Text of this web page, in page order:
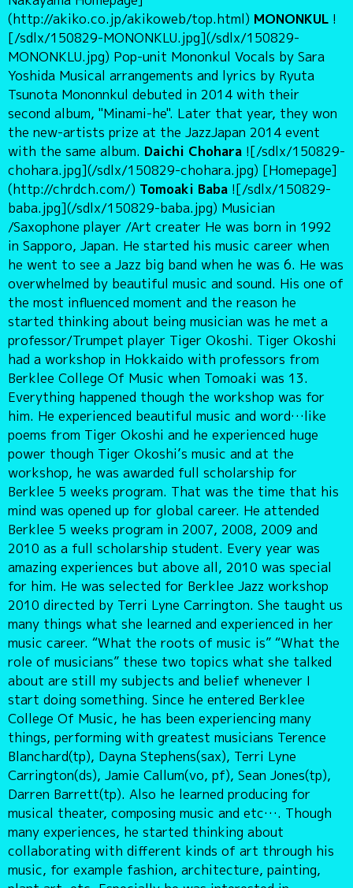
(http://akiko.co.jp/akikoweb/top.html) MONONKUL!
[/sdlx/150829-MONONKLU.jpg](/sdlx/150829-
MONONKLU.jpg) Pop-unit Mononkul Vocals by Sara
Yoshida Musical arrangements and lyrics by Ryuta
Tsunota Mononnkul debuted in 2014 with their
second album, "Minami-he". Later that year, they won
the new-artists prize at the JazzJapan 2014 event
with the same album. Daichi Chohara![/sdlx/150829-
chohara.jpg](/sdlx/150829-chohara.jpg) [Homepage]
(http://chrdch.com/) Tomoaki Baba![/sdlx/150829-
baba.jpg](/sdlx/150829-baba.jpg) Musician
/Saxophone player /Art creater He was born in 1992
in Sapporo, Japan. He started his music career when
he went to see a Jazz big band when he was 6. He was
overwhelmed by beautiful music and sound. His one of
the most influenced moment and the reason he
started thinking about being musician was he met a
professor/Trumpet player Tiger Okoshi. Tiger Okoshi
had a workshop in Hokkaido with professors from
Berklee College Of Music when Tomoaki was 13.
Everything happened though the workshop was for
him. He experienced beautiful music and word…like
poems from Tiger Okoshi and he experienced huge
power though Tiger Okoshi’s music and at the
workshop, he was awarded full scholarship for
Berklee 5 weeks program. That was the time that his
mind was opened up for global career. He attended
Berklee 5 weeks program in 2007, 2008, 2009 and
2010 as a full scholarship student. Every year was
amazing experiences but above all, 2010 was special
for him. He was selected for Berklee Jazz workshop
2010 directed by Terri Lyne Carrington. She taught us
many things what she learned and experienced in her
music career. “What the roots of music is” “What the
role of musicians” these two topics what she talked
about are still my subjects and belief whenever I
start doing something. Since he entered Berklee
College Of Music, he has been experiencing many
things, performing with greatest musicians Terence
Blanchard(tp), Dayna Stephens(sax), Terri Lyne
Carrington(ds), Jamie Callum(vo, pf), Sean Jones(tp),
Darren Barrett(tp). Also he learned producing for
musical theater, composing music and etc…. Though
many experiences, he started thinking about
collaborating with different kinds of art through his
music, for example fashion, architecture, painting,